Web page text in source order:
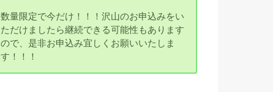
数量限定で今だけ！！！沢山のお申込みをい
ただけましたら継続できる可能性もあります
ので、是非お申込み宜しくお願いいたしま
す！！！